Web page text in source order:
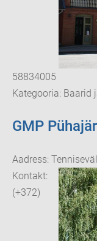
58834005
Kategooria: Baarid
GMP
Aadress:
Kontakt:
(+372)